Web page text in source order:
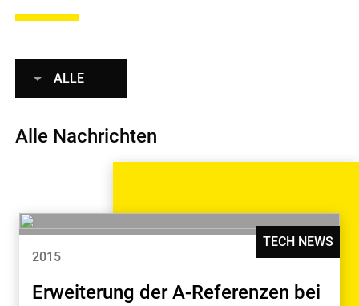
ALLE
Alle Nachrichten
TECH NEWS
2015
Erweiterung der A-Referenzen bei